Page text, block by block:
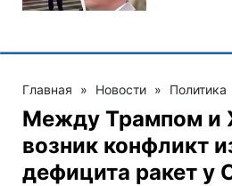
Главная » Новости » Политика
Между Трампом и
возник конфликт
дефицита ракет у